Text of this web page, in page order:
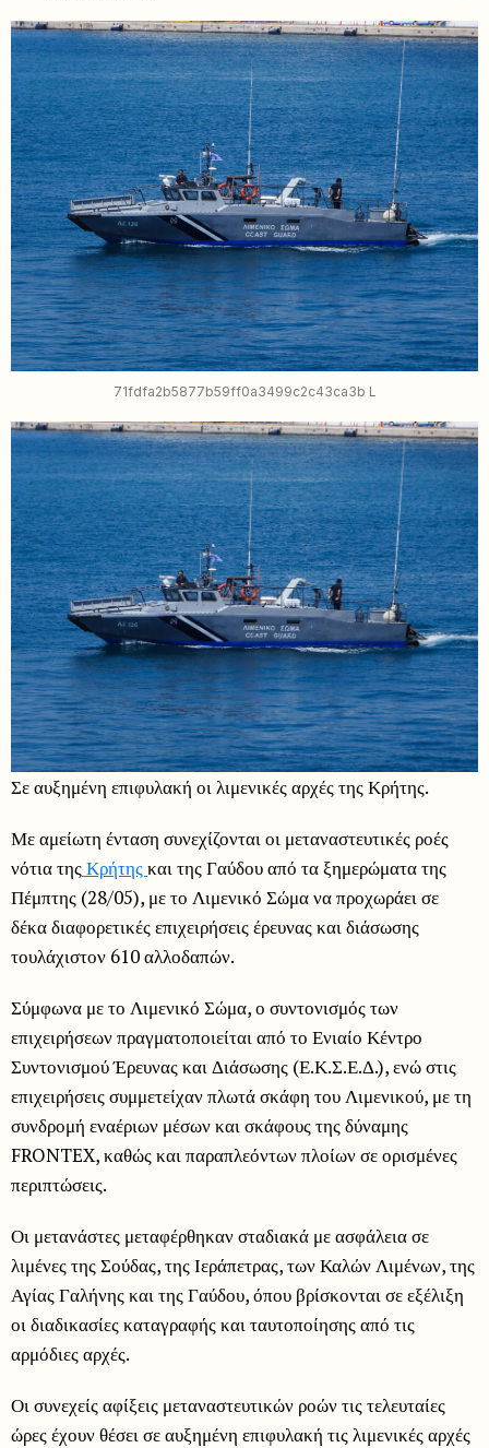
71fdfa2b5877b59ff0a3499c2c43ca3b L
Σε αυξημένη επιφυλακή οι λιμενικές αρχές της Κρήτης.
Με αμείωτη ένταση συνεχίζονται οι μεταναστευτικές ροές
νότια τηςΚρήτηςκαι της Γαύδου από τα ξημερώματα της
Πέμπτης (28/05), με το Λιμενικό Σώμα να προχωράει σε
δέκα διαφορετικές επιχειρήσεις έρευνας και διάσωσης
τουλάχιστον 610 αλλοδαπών.
Σύμφωνα με το Λιμενικό Σώμα, ο συντονισμός των
επιχειρήσεων πραγματοποιείται από το Ενιαίο Κέντρο
Συντονισμού Έρευνας και Διάσωσης (Ε.Κ.Σ.Ε.Δ.), ενώ στις
επιχειρήσεις συμμετείχαν πλωτά σκάφη του Λιμενικού, με τη
συνδρομή εναέριων μέσων και σκάφους της δύναμης
FRONTEX, καθώς και παραπλεόντων πλοίων σε ορισμένες
περιπτώσεις.
Οι μετανάστες μεταφέρθηκαν σταδιακά με ασφάλεια σε
λιμένες της Σούδας, της Ιεράπετρας, των Καλών Λιμένων, της
Αγίας Γαλήνης και της Γαύδου, όπου βρίσκονται σε εξέλιξη
οι διαδικασίες καταγραφής και ταυτοποίησης από τις
αρμόδιες αρχές.
Οι συνεχείς αφίξεις μεταναστευτικών ροών τις τελευταίες
ώρες έχουν θέσει σε αυξημένη επιφυλακή τις λιμενικές αρχές